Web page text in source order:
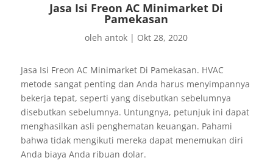
Jasa Isi Freon AC Minimarket Di
Pamekasan
olehantok | Okt 28, 2020
Jasa Isi Freon AC Minimarket Di Pamekasan. HVAC
metode sangat penting dan Anda harus menyimpannya
bekerja tepat, seperti yang disebutkan sebelumnya
disebutkan sebelumnya. Untungnya, petunjuk ini dapat
menghasilkan asli penghematan keuangan. Pahami
bahwa tidak mengikuti mereka dapat menemukan diri
Anda biaya Anda ribuan dolar.